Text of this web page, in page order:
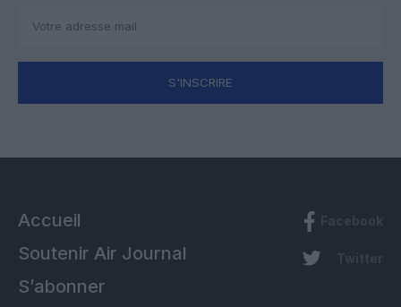
S'INSCRIRE
Accueil
Soutenir Air Journal
S’abonner